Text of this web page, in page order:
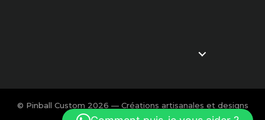
© Pinball Custom 2026 — Créations artisanales et designs
exclusifs pour flipper.